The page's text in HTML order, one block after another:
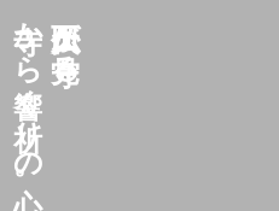
久下田大仏が見守る
寺から響く祈りの心。